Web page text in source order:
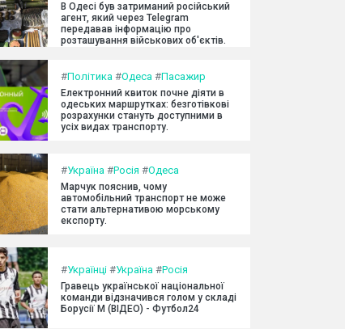
В Одесі був затриманий російський
агент, який через Telegram
передавав інформацію про
розташування військових об'єктів.
#Політика #Одеса #Пасажир
Електронний квиток почне діяти в
одеських маршрутках: безготівкові
розрахунки стануть доступними в
усіх видах транспорту.
#Україна #Росія #Одеса
Марчук пояснив, чому
автомобільний транспорт не може
стати альтернативою морському
експорту.
#Українці #Україна #Росія
Гравець української національної
команди відзначився голом у складі
Борусії М (ВІДЕО) - Футбол24